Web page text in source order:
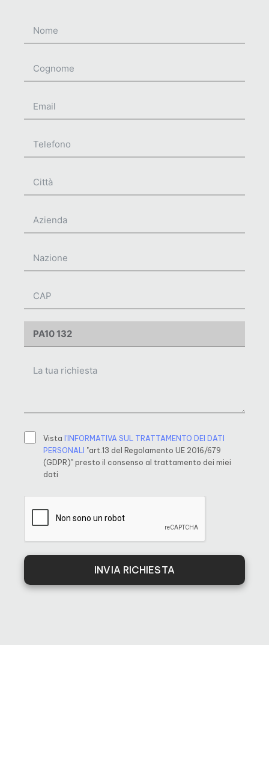
Vista l’INFORMATIVA SUL TRATTAMENTO DEI DATI
PERSONALI
"art.13 del Regolamento UE 2016/679
(GDPR)" presto il consenso al trattamento dei miei
dati
INVIA RICHIESTA